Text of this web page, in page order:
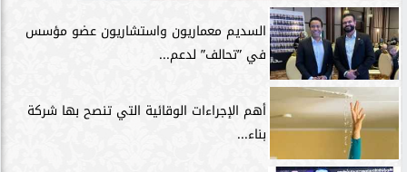
السديم معماريون واستشاريون عضو مؤسس
في ”تحالف” لدعم...
أهم الإجراءات الوقائية التي تنصح بها شركة
بناء...